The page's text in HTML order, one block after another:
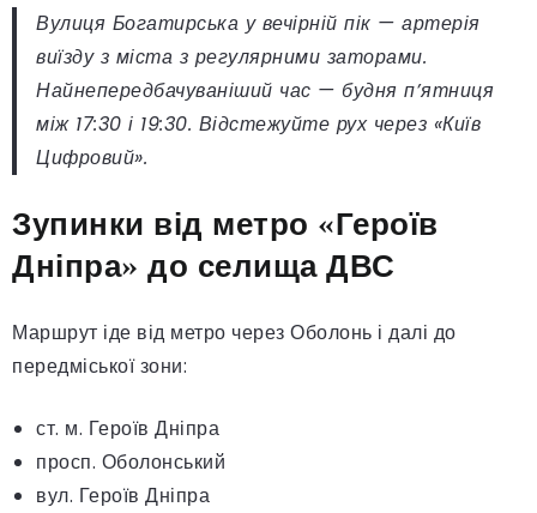
Вулиця Богатирська у вечірній пік — артерія
виїзду з міста з регулярними заторами.
Найнепередбачуваніший час — будня п’ятниця
між 17:30 і 19:30. Відстежуйте рух через «Київ
Цифровий».
Зупинки від метро «Героїв
Дніпра» до селища ДВС
Маршрут іде від метро через Оболонь і далі до
передміської зони:
ст. м. Героїв Дніпра
просп. Оболонський
вул. Героїв Дніпра